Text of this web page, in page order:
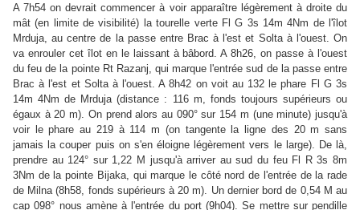
A 7h54 on devrait commencer à voir apparaître légèrement à droite du
mât (en limite de visibilité) la tourelle verte Fl G 3s 14m 4Nm de l'îlot
Mrduja, au centre de la passe entre Brac à l'est et Solta à l'ouest. On
va enrouler cet îlot en le laissant à bâbord. A 8h26, on passe à l'ouest
du feu de la pointe Rt Razanj, qui marque l'entrée sud de la passe entre
Brac à l'est et Solta à l'ouest. A 8h42 on voit au 132 le phare Fl G 3s
14m 4Nm de Mrduja (distance : 116 m, fonds toujours supérieurs ou
égaux à 20 m). On prend alors au 090° sur 154 m (une minute) jusqu'à
voir le phare au 219 à 114 m (on tangente la ligne des 20 m sans
jamais la couper puis on s'en éloigne légèrement vers le large). De là,
prendre au 124° sur 1,22 M jusqu'à arriver au sud du feu Fl R 3s 8m
3Nm de la pointe Bijaka, qui marque le côté nord de l'entrée de la rade
de Milna (8h58, fonds supérieurs à 20 m). Un dernier bord de 0,54 M au
cap 098° nous amène à l'entrée du port (9h04). Se mettre sur pendille